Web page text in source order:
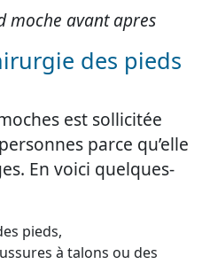
moche avant apres
des pieds
est sollicitée
parce qu’elle
En voici quelques-
pieds,
à talons ou des